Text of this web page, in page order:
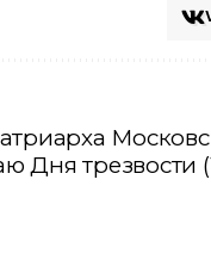
трезвости